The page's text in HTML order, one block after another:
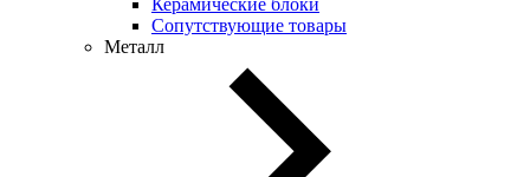
Сопутствующие товары
Металл